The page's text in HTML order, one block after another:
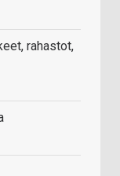
rahastot,